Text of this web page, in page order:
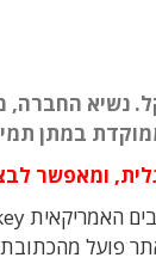
משלוח חינם להזמנות
במתן
ומאפשר
פועל מהכתובת